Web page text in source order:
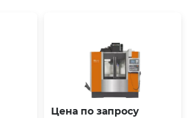
Цена по запросу